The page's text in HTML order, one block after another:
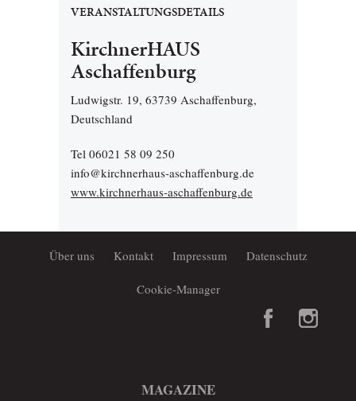
VERANSTALTUNGSDETAILS
KirchnerHAUS
Aschaffenburg
Ludwigstr. 19, 63739 Aschaffenburg,
Deutschland
Tel 06021 58 09 250
info@kirchnerhaus-aschaffenburg.de
www.kirchnerhaus-aschaffenburg.de
Über uns Kontakt Impressum Datenschutz
Cookie-Manager
MAGAZINE